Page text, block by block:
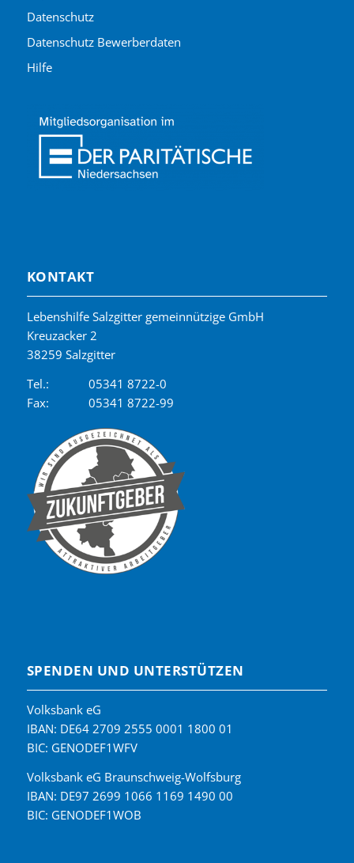
Datenschutz
Datenschutz Bewerberdaten
Hilfe
KONTAKT
Lebenshilfe Salzgitter gemeinnützige GmbH
Kreuzacker 2
38259 Salzgitter
Tel.:
05341 8722-0
Fax:
05341 8722-99
SPENDEN UND UNTERSTÜTZEN
Volksbank eG
IBAN: DE64 2709 2555 0001 1800 01
BIC: GENODEF1WFV
Volksbank eG Braunschweig-Wolfsburg
IBAN: DE97 2699 1066 1169 1490 00
BIC: GENODEF1WOB